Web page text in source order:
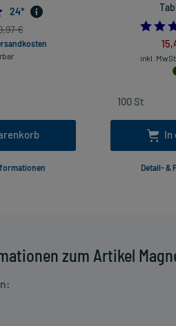
zum Artikel
4.875
24*
€
inkl. MwSt.
In
Detail- &